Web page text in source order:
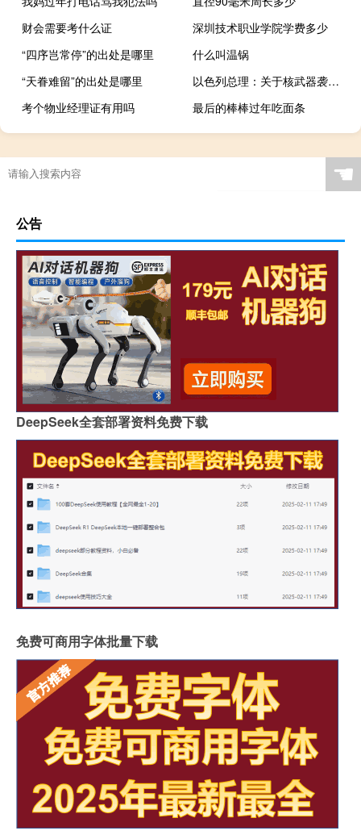
财会需要考什么证
深圳技术职业学院学费多少
“四序岂常停”的出处是哪里
什么叫温锅
“天眷难留”的出处是哪里
以色列总理：关于核武器袭击加沙的言论“脱离现实”
考个物业经理证有用吗
最后的棒棒过年吃面条
☚
公告
DeepSeek全套部署资料免费下载
免费可商用字体批量下载